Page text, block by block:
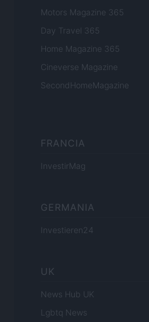
Motors Magazine 365
Day Travel 365
Home Magazine 365
Cineverse Magazine
SecondHomeMagazine
FRANCIA
InvestirMag
GERMANIA
Investieren24
UK
News Hub UK
Lgbtq News